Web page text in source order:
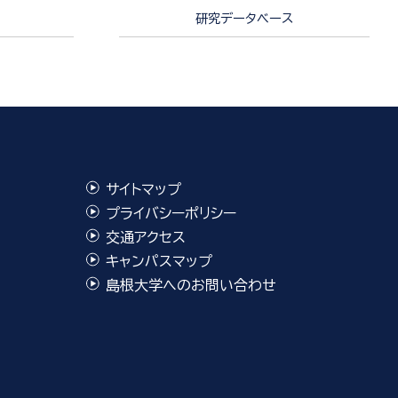
研究データベース
サイトマップ
プライバシーポリシー
交通アクセス
キャンパスマップ
島根大学へのお問い合わせ